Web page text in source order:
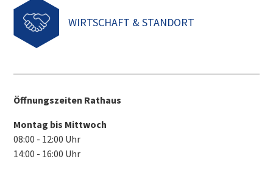
WIRTSCHAFT & STANDORT
Öffnungszeiten Rathaus
Montag bis Mittwoch
08:00 - 12:00 Uhr
14:00 - 16:00 Uhr